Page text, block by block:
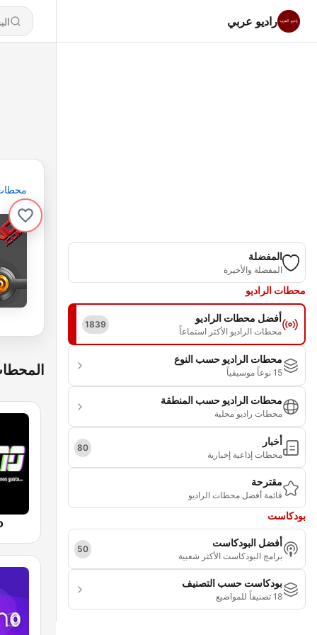
راديو عربي
المفضلة
المفضلة والأخيرة
محطات الراديو
أفضل محطات الراديو
محطات الراديو الأكثر استماعاً
1839
محطات الراديو حسب النوع
15 نوعاً موسيقياً
محطات الراديو حسب المنطقة
محطات راديو محلية
أخبار
محطات إذاعية إخبارية
80
مقترحة
قائمة أفضل محطات الراديو
بودكاست
أفضل البودكاست
برامج البودكاست الأكثر شعبية
50
بودكاست حسب التصنيف
18 تصنيفاً للمواضيع